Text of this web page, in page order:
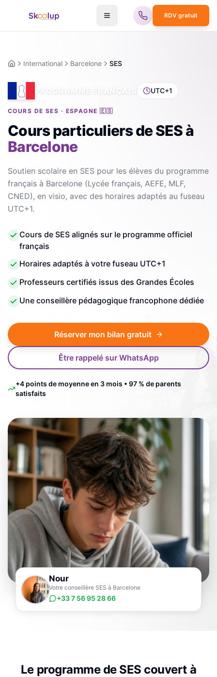
RDV gratuit
AccueilInternational Barcelone SES
PROGRAMME FRANÇAIS UTC+1
COURS DE SES · ESPAGNE 🇪🇸
Cours particuliers de SESà
Barcelone
Soutien scolaire en SES pour les élèves du programme
français à Barcelone (Lycée français, AEFE, MLF,
CNED), en visio, avec des horaires adaptés au fuseau
UTC+1.
Cours de SES alignés sur le programme officiel
français
Horaires adaptés à votre fuseau UTC+1
Professeurs certifiés issus des Grandes Écoles
Une conseillère pédagogique francophone dédiée
Réserver mon bilan gratuit
Être rappelé sur WhatsApp
+4 points de moyenne en 3 mois • 97 % de parents
satisfaits
Nour
Votre conseillère SES à Barcelone
+33 7 56 95 28 66
Le programme de SES couvert à